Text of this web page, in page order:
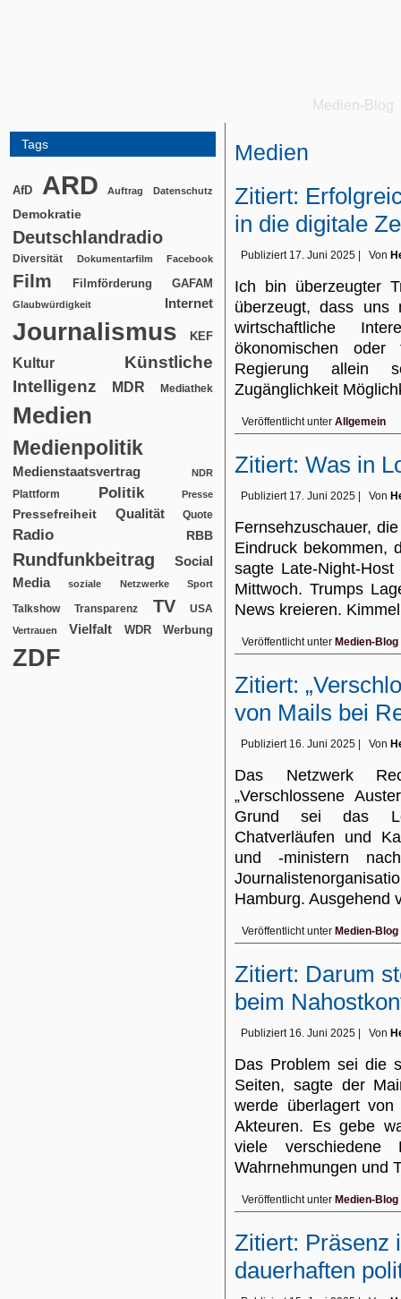
Medien-Blog
Tags
AfD ARD Auftrag Datenschutz
Demokratie
Deutschlandradio
Diversität Dokumentarfilm Facebook
Film Filmförderung GAFAM
Glaubwürdigkeit Internet
Journalismus KEF
Kultur
Künstliche
Intelligenz
MDR Mediathek
Medien
Medienpolitik
Medienstaatsvertrag NDR
Plattform Politik Presse
Pressefreiheit Qualität Quote
Radio RBB
Rundfunkbeitrag
Social
Media
soziale Netzwerke Sport
Talkshow Transparenz TV USA
Vertrauen Vielfalt WDR Werbung
ZDF
Medien
Zitiert:
in die digitale
Publiziert 17. Juni 2025 Von
Ich bin überzeugter
überzeugt, dass
wirtschaftliche
ökonomischen oder
Regierung allein
Zugänglichkeit
Veröffentlicht unter Allgemein
Zitiert: Was in
Publiziert 17. Juni 2025 Von
Fernsehzuschauer,
Eindruck bekommen,
sagte Late-Night-
Mittwoch. Trumps
News kreieren.
Veröffentlicht unter Medien-Blog
Zitiert:
von Mails bei
Publiziert 16. Juni 2025 Von
Das Netzwerk
„Verschlossene
Grund sei das
Chatverläufen und
und -ministern
Hamburg.
Veröffentlicht unter Medien-Blog
Zitiert: Darum
beim
Publiziert 16. Juni 2025 Von
Das Problem sei die
Seiten, sagte der
werde überlagert von
Akteuren. Es gebe
viele verschiedene
Wahrnehmungen und
Veröffentlicht unter Medien-Blog
Zitiert: Präsenz
dauerhaften